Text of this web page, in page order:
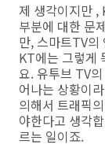
제 생각이지만 ,
부분에 대한 문
만, 스마트TV의
KT에는 그렇게
요. 유투브 TV
어나는 상황이
의해서 트래픽
야한다고 생각
르는 일이죠.